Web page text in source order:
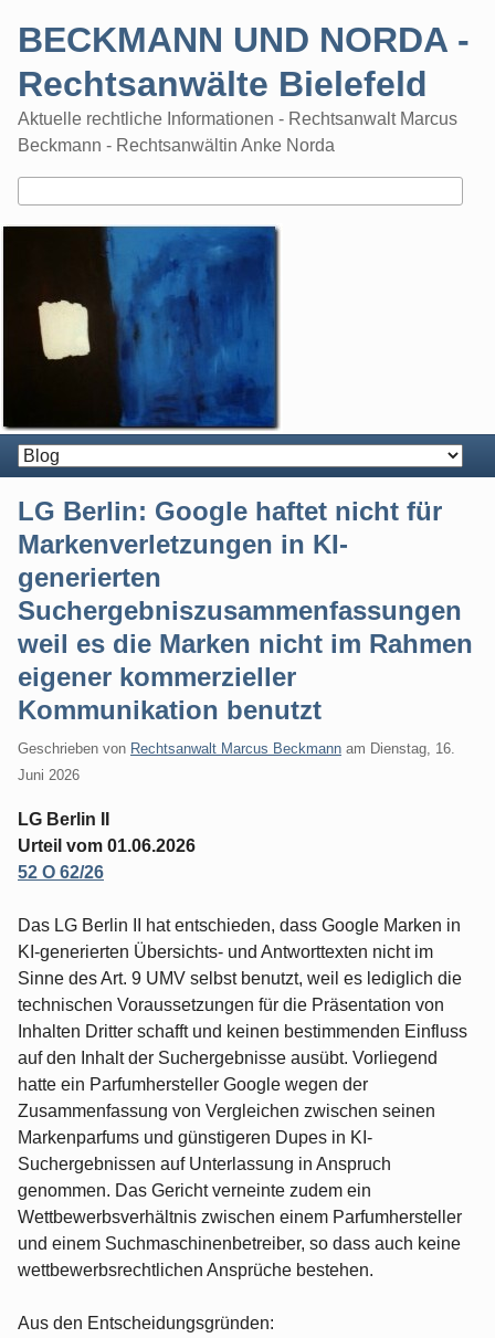
BECKMANN UND NORDA -
Rechtsanwälte Bielefeld
Aktuelle rechtliche Informationen - Rechtsanwalt Marcus
Beckmann - Rechtsanwältin Anke Norda
LG Berlin: Google haftet nicht für
Markenverletzungen in KI-
generierten
Suchergebniszusammenfassungen
weil es die Marken nicht im Rahmen
eigener kommerzieller
Kommunikation benutzt
Geschrieben von Rechtsanwalt Marcus Beckmann am Dienstag, 16.
Juni 2026
LG Berlin II
Urteil vom 01.06.2026
52 O 62/26
Das LG Berlin II hat entschieden, dass Google Marken in
KI-generierten Übersichts- und Antworttexten nicht im
Sinne des Art. 9 UMV selbst benutzt, weil es lediglich die
technischen Voraussetzungen für die Präsentation von
Inhalten Dritter schafft und keinen bestimmenden Einfluss
auf den Inhalt der Suchergebnisse ausübt. Vorliegend
hatte ein Parfumhersteller Google wegen der
Zusammenfassung von Vergleichen zwischen seinen
Markenparfums und günstigeren Dupes in KI-
Suchergebnissen auf Unterlassung in Anspruch
genommen. Das Gericht verneinte zudem ein
Wettbewerbsverhältnis zwischen einem Parfumhersteller
und einem Suchmaschinenbetreiber, so dass auch keine
wettbewerbsrechtlichen Ansprüche bestehen.
Aus den Entscheidungsgründen: